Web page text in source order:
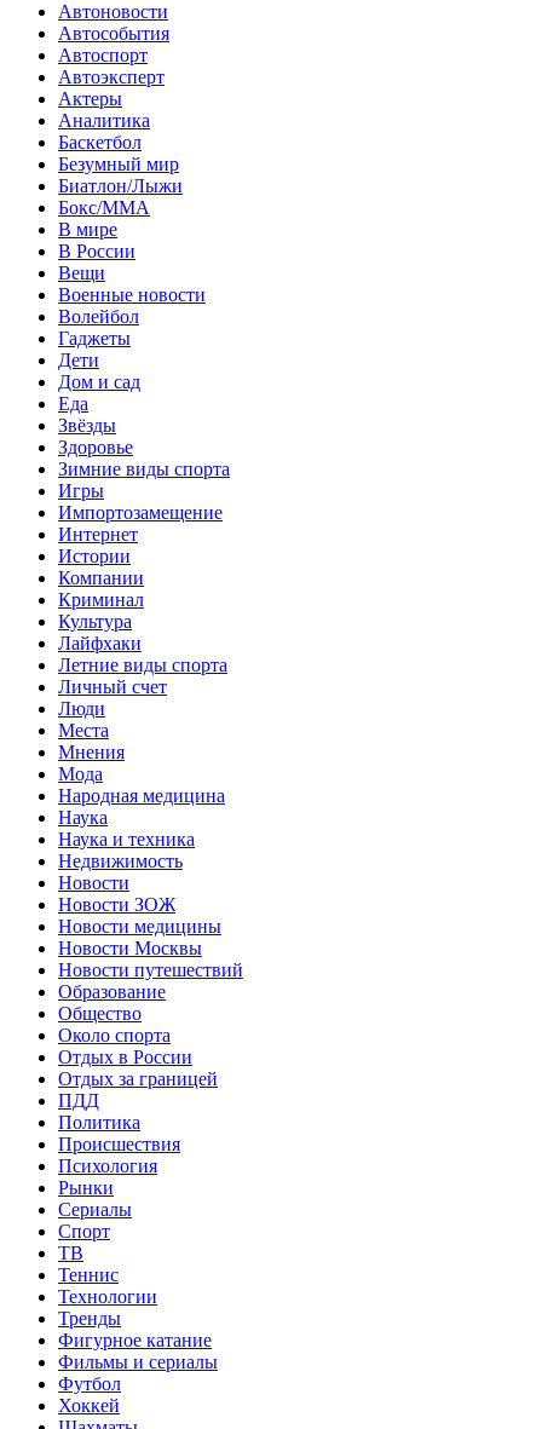
Автоновости
Автособытия
Автоспорт
Автоэксперт
Актеры
Аналитика
Баскетбол
Безумный мир
Биатлон/Лыжи
Бокс/MMA
В мире
В России
Вещи
Военные новости
Волейбол
Гаджеты
Дети
Дом и сад
Еда
Звёзды
Здоровье
Зимние виды спорта
Игры
Импортозамещение
Интернет
Истории
Компании
Криминал
Культура
Лайфхаки
Летние виды спорта
Личный счет
Люди
Места
Мнения
Мода
Народная медицина
Наука
Наука и техника
Недвижимость
Новости
Новости ЗОЖ
Новости медицины
Новости Москвы
Новости путешествий
Образование
Общество
Около спорта
Отдых в России
Отдых за границей
ПДД
Политика
Происшествия
Психология
Рынки
Сериалы
Спорт
ТВ
Теннис
Технологии
Тренды
Фигурное катание
Фильмы и сериалы
Футбол
Хоккей